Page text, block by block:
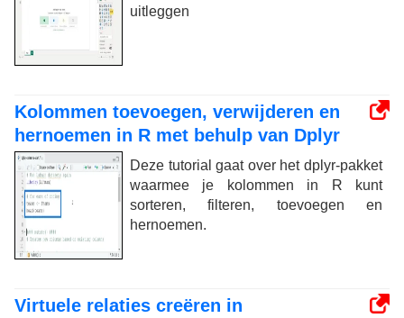
uitleggen
Kolommen toevoegen, verwijderen en
hernoemen in R met behulp van Dplyr
Deze tutorial gaat over het dplyr-pakket
waarmee je kolommen in R kunt
sorteren, filteren, toevoegen en
hernoemen.
Virtuele relaties creëren in